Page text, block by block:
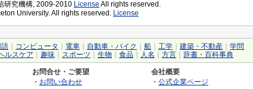
研究機構, 2009-2010 License All rights reserved.
University. All rights reserved. License
語 コンピュータ 電車 自動車・バイク 船 工学 建築・不動産
学問
ルスケア 趣味 スポーツ 生物 食品 人名 方言 辞書・百科事典
お問合せ・ご要望
・ お問い合わせ
会社概要
・ 公式企業ページ